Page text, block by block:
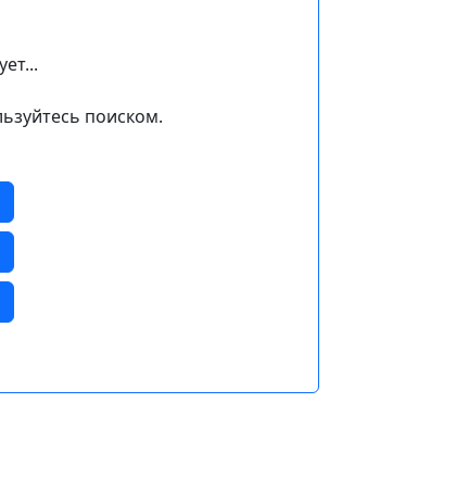
поиском.